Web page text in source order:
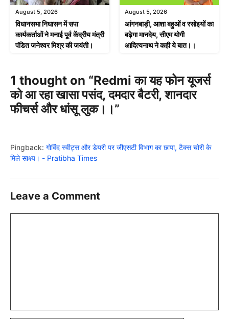
August 5, 2026
विधानसभा निघासन में सपा
कार्यकर्ताओं ने मनाई पूर्व केंद्रीय मंत्री
पंडित जनेश्वर मिश्र की जयंती।
August 5, 2026
आंगनबाड़ी, आशा बहुओं व रसोइयों का
बढ़ेगा मानदेय, सीएम योगी
आदित्यनाथ ने कही ये बात।।
1 thought on “Redmi का यह फोन यूजर्स
को आ रहा खासा पसंद, दमदार बैटरी, शानदार
फीचर्स और धांसू लुक।।”
Pingback: गोविंद स्वीट्स और डेयरी पर जीएसटी विभाग का छापा, टैक्स चोरी के
मिले साक्ष्य। - Pratibha Times
Leave a Comment